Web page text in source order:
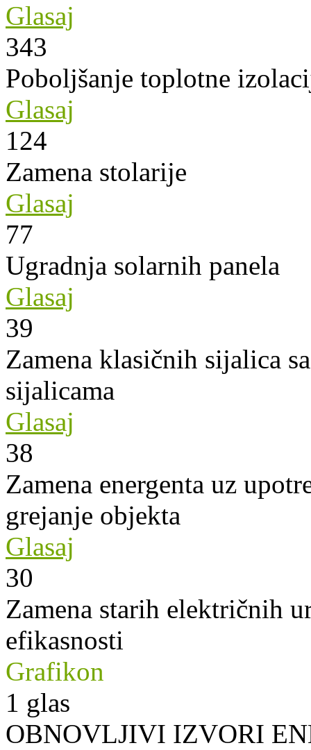
Glasaj
343
Poboljšanje toplotne
Glasaj
124
Zamena stolarije
Glasaj
77
Ugradnja solarnih panela
Glasaj
39
Zamena klasičnih sijalica
sijalicama
Glasaj
38
Zamena energenta uz
grejanje objekta
Glasaj
30
Zamena starih električnih
efikasnosti
Grafikon
1 glas
OBNOVLJIVI IZVORI